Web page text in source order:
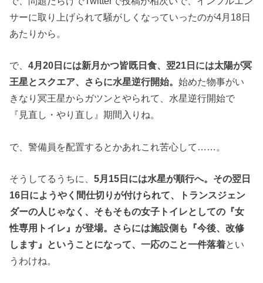
サーに取り上げられて騒がしくなっていったのが4月18日
あたりから。
で、4月20日には新月かつ皆既日食、翌21日には太陽が冥
王星とスクエア、さらに水星逆行開始。始めた物事がい
きなり冥王星からガツンとやられて、水星逆行開始で
『見直し・やり直し』期間入りね。
で、警備員を配置するとかあれこれ苦心して……。
そうしてるうちに、5月15日には水星が順行へ。その翌日
16日にようやく間仕切りが付けられて、トランスジェン
ダーの人じゃなく、そもそもの女子トイレとしての『女
性専用トイレ』が登場。さらには施設側も『今後、改修
します』ということになって、一応のこと一件落着とい
うわけね。